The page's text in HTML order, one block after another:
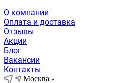
О компании
Оплата и доставка
Отзывы
Акции
Блог
Вакансии
Контакты
Москва